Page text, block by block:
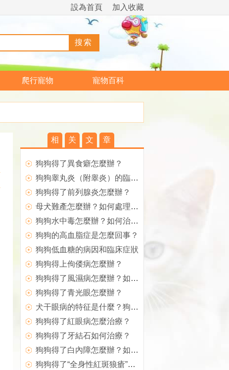
加入收藏
設為首頁
爬行寵物 寵物百科
相 关 文 章
狗狗得了異食癖怎麼辦？
狗狗睾丸炎（附睾炎）的臨床症狀
狗狗得了前列腺炎怎麼辦？
母犬難產怎麼辦？如何處理難產的狗狗？
狗狗水中毒怎麼辦？如何治療？
狗狗的高血脂症是怎麼回事？
狗狗低血糖的病因和臨床症狀
狗狗得上佝偻病怎麼辦？
狗狗得了風濕病怎麼辦？如何治療犬風濕病？
狗狗得了青光眼怎麼辦？
犬干眼病的特征是什麼？狗狗得了干眼病怎麼辦？
狗狗得了紅眼病怎麼治療？
狗狗得了牙結石如何治療？
狗狗得了白內障怎麼辦？如何治療？
狗狗得了“全身性紅斑狼瘡”怎麼辦？